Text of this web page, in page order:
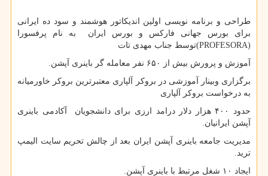
طراحی و برنامه نویسی اولین اندیکاتور هوشمند و سود ده ایرانی
برای بورس جهانی فارکس و بورس ایران به نام پرفسورا
(PROFESORA)توسط جناب مهدی تات
آموزش و پرورش بیش از ۶۵۰ نفر معامله گر باینری آپشن.
برگزاری وبینار آموزشی در بروکر آلپاری معتبرترین بروکر خاورمیانه
به درخواست بروکر آلپاری
حدود ۴۰۰ هزار دلار درامد ارزی برای دانشجویان آکادمی باینری
آپشن ایرانیان.
مدیریت جامعه باینری آپشن ایران بعد از چالش تحریم سایت الیمپ
ترید.
ایجاد ۱۰ شغل مرتبط با باینری آپشن.